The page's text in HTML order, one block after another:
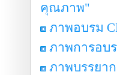
คุณภาพ"
ภาพอบรม
ภาพการอบ
ภาพบรรยา